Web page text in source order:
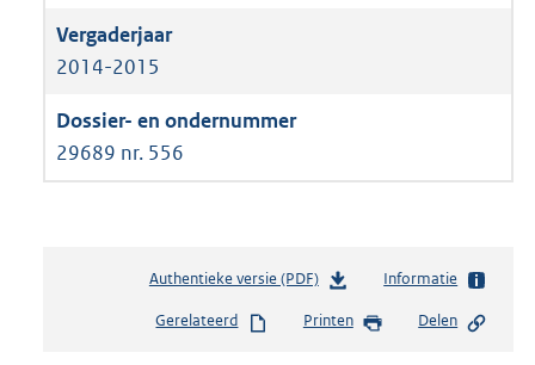
2014-2015
29689 nr. 556
Authentieke versie (PDF)b
s
Informatie
Gerelateerd Printen Delen